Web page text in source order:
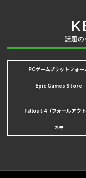
話題の
PCゲームプラットフォー
Epic Games Store
Fallout 4（フォールアウト
ネモ